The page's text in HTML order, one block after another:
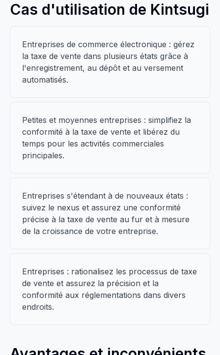
Cas d'utilisation de Kintsugi
Entreprises de commerce électronique : gérez
la taxe de vente dans plusieurs états grâce à
l'enregistrement, au dépôt et au versement
automatisés.
Petites et moyennes entreprises : simplifiez la
conformité à la taxe de vente et libérez du
temps pour les activités commerciales
principales.
Entreprises s'étendant à de nouveaux états :
suivez le nexus et assurez une conformité
précise à la taxe de vente au fur et à mesure
de la croissance de votre entreprise.
Entreprises : rationalisez les processus de taxe
de vente et assurez la précision et la
conformité aux réglementations dans divers
endroits.